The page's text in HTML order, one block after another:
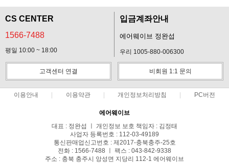
CS CENTER
1566-7488
평일 10:00 ~ 18:00
입금계좌안내
에어웨이브 정완섭
우리 1005-880-006300
고객센터 연결 비회원 1:1 문의
이용안내 이용약관 개인정보처리방침 PC버전
에어웨이브
대표 : 정완섭 ㅣ 개인정보 보호 책임자 : 김정태
사업자 등록번호 : 112-03-49189
통신판매업신고번호 : 제2017-충북충주-25호
전화 : 1566-7488 ㅣ 팩스 : 043-842-9338
주소 : 충북 충주시 앙성면 지당리 112-1 에어웨이브